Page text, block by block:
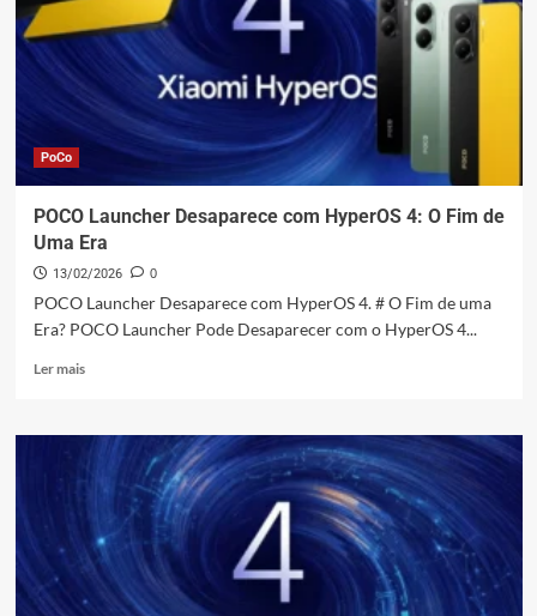
tela
grande
bateria
de
8.000
PoCo
POCO Launcher Desaparece com HyperOS 4: O Fim de
Uma Era
13/02/2026 0
POCO Launcher Desaparece com HyperOS 4. # O Fim de uma
Era? POCO Launcher Pode Desaparecer com o HyperOS 4...
Ler maisLeia
POCO
Desaparece
HyperOS
4:
O